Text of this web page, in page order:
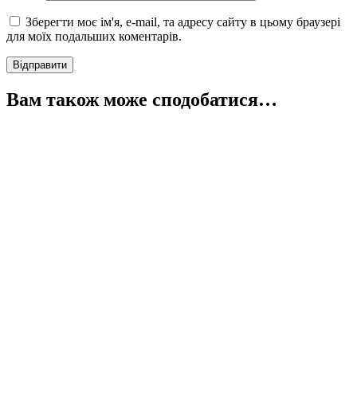
Зберегти моє ім'я, e-mail, та адресу сайту в цьому браузері
для моїх подальших коментарів.
Вам також може сподобатися…